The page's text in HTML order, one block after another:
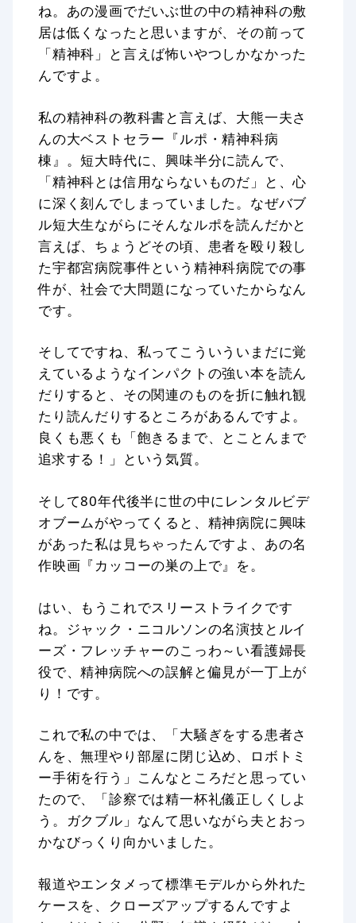
ね。あの漫画でだいぶ世の中の精神科の敷
居は低くなったと思いますが、その前って
「精神科」と言えば怖いやつしかなかった
んですよ。
私の精神科の教科書と言えば、大熊一夫さ
んの大ベストセラー『ルポ・精神科病
棟』。短大時代に、興味半分に読んで、
「精神科とは信用ならないものだ」と、心
に深く刻んでしまっていました。なぜバブ
ル短大生ながらにそんなルポを読んだかと
言えば、ちょうどその頃、患者を殴り殺し
た宇都宮病院事件という精神科病院での事
件が、社会で大問題になっていたからなん
です。
そしてですね、私ってこういういまだに覚
えているようなインパクトの強い本を読ん
だりすると、その関連のものを折に触れ観
たり読んだりするところがあるんですよ。
良くも悪くも「飽きるまで、とことんまで
追求する！」という気質。
そして80年代後半に世の中にレンタルビデ
オブームがやってくると、精神病院に興味
があった私は見ちゃったんですよ、あの名
作映画『カッコーの巣の上で』を。
はい、もうこれでスリーストライクです
ね。ジャック・ニコルソンの名演技とルイ
ーズ・フレッチャーのこっわ～い看護婦長
役で、精神病院への誤解と偏見が一丁上が
り！です。
これで私の中では、「大騒ぎをする患者さ
んを、無理やり部屋に閉じ込め、ロボトミ
ー手術を行う」こんなところだと思ってい
たので、「診察では精一杯礼儀正しくしよ
う。ガクブル」なんて思いながら夫とおっ
かなびっくり向かいました。
報道やエンタメって標準モデルから外れた
ケースを、クローズアップするんですよ